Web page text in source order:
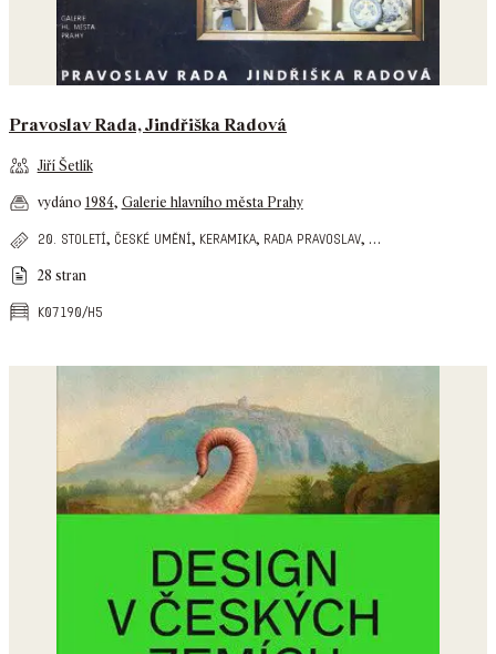
Pravoslav Rada, Jindřiška Radová
Jiří Šetlík
vydáno 1984, Galerie hlavního města Prahy
20. století, české umění, keramika, rada pravoslav, …
28 stran
k07190/h5